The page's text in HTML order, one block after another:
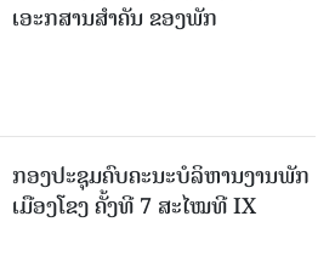
ເອະກສານສໍາຄັນ ຂອງພັກ
ກອງປະຊຸມຄົບຄະນະບໍລິຫານງານພັກ
ເມືອງໂຂງ ຄັ້ງທີ 7 ສະໄໝທີ IX